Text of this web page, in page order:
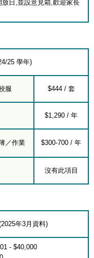
日,並設意見箱,歡迎家長
25 學年)
服 $444 / 套
$1,290 / 年
／作業 $300-700 / 年
沒有此項目
年3月資料)
- $40,000